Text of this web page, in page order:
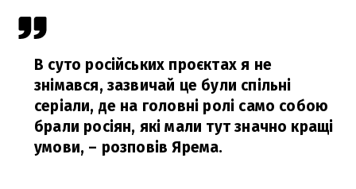
В суто російських проєктах я не
знімався, зазвичай це були спільні
серіали, де на головні ролі само собою
брали росіян, які мали тут значно кращі
умови, – розповів Ярема.